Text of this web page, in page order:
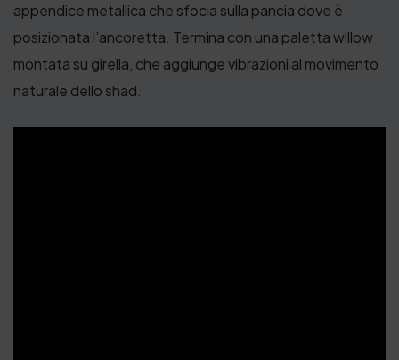
appendice metallica che sfocia sulla pancia dove è
posizionata l’ancoretta. Termina con una paletta willow
montata su girella, che aggiunge vibrazioni al movimento
naturale dello shad.